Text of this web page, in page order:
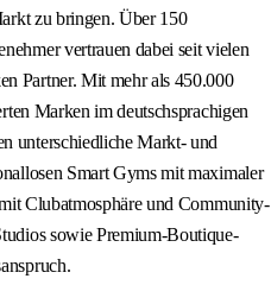
zu bringen. Über 150
vertrauen dabei seit vielen
Partner. Mit mehr als 450.000
Marken im deutschsprachigen
unterschiedliche Markt- und
Smart Gyms mit maximaler
Clubatmosphäre und Community-
sowie Premium-Boutique-